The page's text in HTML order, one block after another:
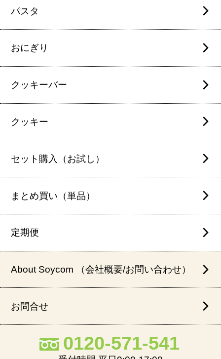
パスタ
おにぎり
クッキーバー
クッキー
セット購入（お試し）
まとめ買い（単品）
定期便
About Soycom （会社概要/お問い合わせ）
お問合せ
0120-571-541